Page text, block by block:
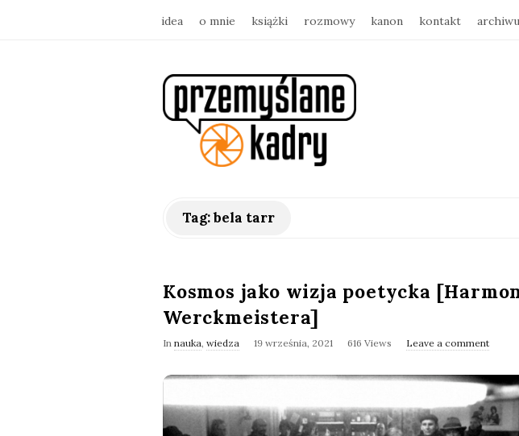
idea o mnie książki rozmowy kanon kontakt
p
y
ś
l
a
Tag:bela tarr
Kosmos jako wizja poetycka
Werckmeistera]
In nauka wiedza 19 września, 2021 616 Views Leave a comment